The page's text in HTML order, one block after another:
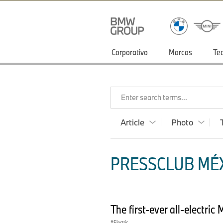
Corporativo Marcas
Enter search terms...
Article Photo
PRESSCLUB
The first-ever all-electric